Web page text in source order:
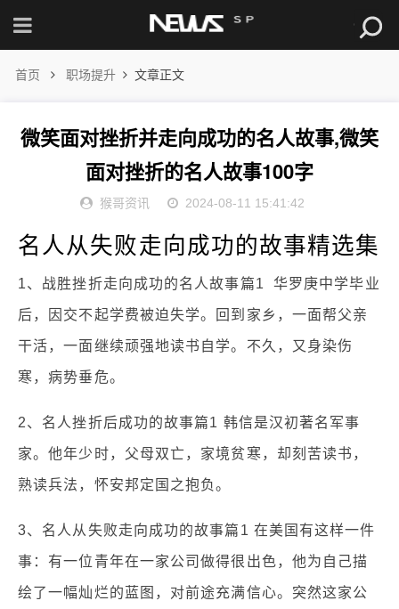
首页 职场提升 文章正文
微笑面对挫折并走向成功的名人故事,微笑
面对挫折的名人故事100字
猴哥资讯 2024-08-11 15:41:42
名人从失败走向成功的故事精选集
1、战胜挫折走向成功的名人故事篇1 华罗庚中学毕业
后，因交不起学费被迫失学。回到家乡，一面帮父亲
干活，一面继续顽强地读书自学。不久，又身染伤
寒，病势垂危。
2、名人挫折后成功的故事篇1 韩信是汉初著名军事
家。他年少时，父母双亡，家境贫寒，却刻苦读书，
熟读兵法，怀安邦定国之抱负。
3、名人从失败走向成功的故事篇1 在美国有这样一件
事：有一位青年在一家公司做得很出色，他为自己描
绘了一幅灿烂的蓝图，对前途充满信心。突然这家公